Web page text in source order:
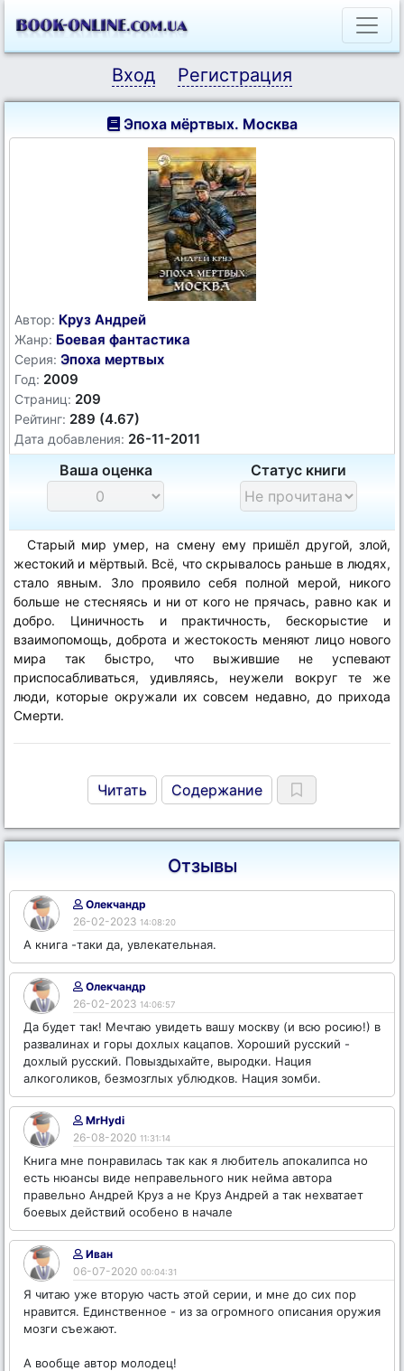
Вход Регистрация
Эпоха мёртвых. Москва
Автор: Круз Андрей
Жанр: Боевая фантастика
Серия: Эпоха мертвых
Год: 2009
Страниц: 209
Рейтинг: 289 (4.67)
Дата добавления: 26-11-2011
Ваша оценка Статус книги
Старый мир умер, на смену ему пришёл другой, злой,
жестокий и мёртвый. Всё, что скрывалось раньше в людях,
стало явным. Зло проявило себя полной мерой, никого
больше не стесняясь и ни от кого не прячась, равно как и
добро. Циничность и практичность, бескорыстие и
взаимопомощь, доброта и жестокость меняют лицо нового
мира так быстро, что выжившие не успевают
приспосабливаться, удивляясь, неужели вокруг те же
люди, которые окружали их совсем недавно, до прихода
Смерти.
Читать Содержание
Отзывы
Олекчандр
26-02-2023 14:08:20
А книга -таки да, увлекательная.
Олекчандр
26-02-2023 14:06:57
Да будет так! Мечтаю увидеть вашу москву (и всю росию!) в
развалинах и горы дохлых кацапов. Хороший русский -
дохлый русский. Повыздыхайте, выродки. Нация
алкоголиков, безмозглых ублюдков. Нация зомби.
MrHydi
26-08-2020 11:31:14
Книга мне понравилась так как я любитель апокалипса но
есть нюансы виде неправельного ник нейма автора
правельно Андрей Круз а не Круз Андрей а так нехватает
боевых действий особено в начале
Иван
06-07-2020 00:04:31
Я читаю уже вторую часть этой серии, и мне до сих пор
нравится. Единственное - из за огромного описания оружия
мозги съежают.
А вообще автор молодец!